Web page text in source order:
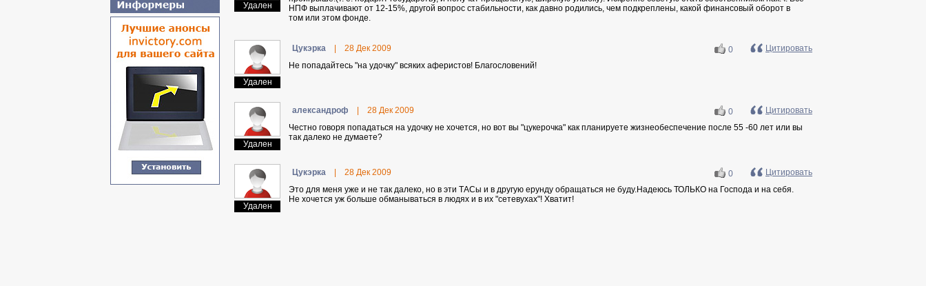
Удален
НПФ выплачивают от 12-15%, другой вопрос стабильности, как давно родились, чем подкреплены, какой финансовый оборот в
том или этом фонде.
Удален
Цyкэpкa 28 Дек 2009 0
Цитировать
Не попадайтесь "на удочку" всяких аферистов! Благословений!
Удален
aлeкcaндpoф 28 Дек 2009 0
Цитировать
Честно говоря попадаться на удочку не хочется, но вот вы "цукерочка" как планируете жизнеобеспечение после 55 -60 лет или вы
так далеко не думаете?
Удален
Цyкэpкa 28 Дек 2009 0
Цитировать
Это для меня уже и не так далеко, но в эти ТАСы и в другую ерунду обращаться не буду.Надеюсь ТОЛЬКО на Господа и на себя.
Не хочется уж больше обманываться в людях и в их "сетевухах"! Хватит!